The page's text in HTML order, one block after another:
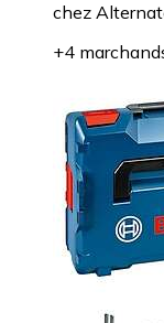
chez
+4